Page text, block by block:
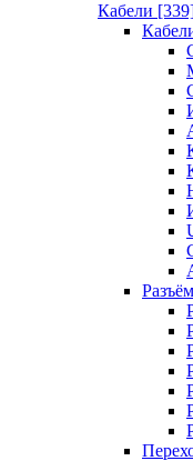
Кабели